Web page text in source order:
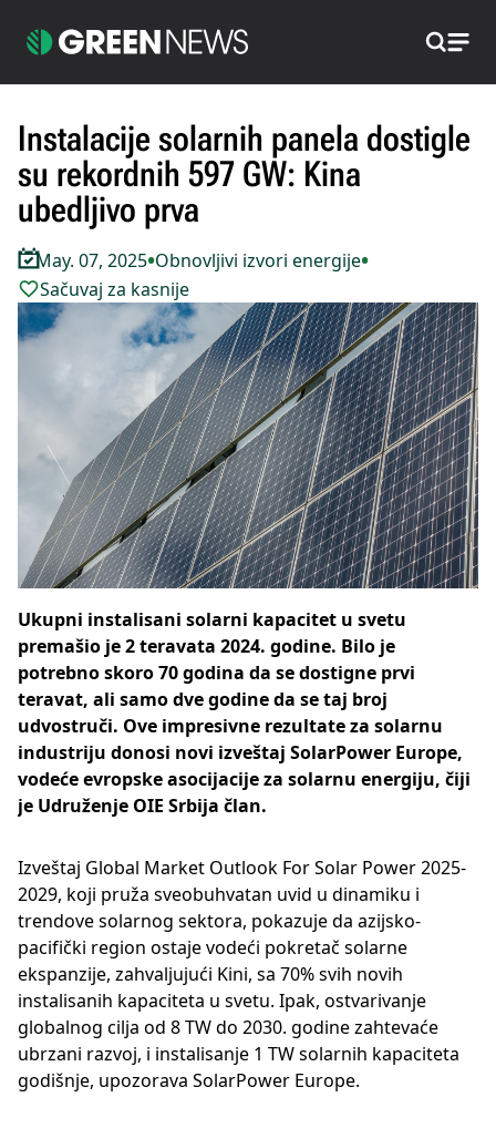
Pretraži
Instalacije solarnih panela dostigle
su rekordnih 597 GW: Kina
ubedljivo prva
May. 07, 2025•Obnovljivi izvori energije•
Sačuvaj za kasnije
Ukupni instalisani solarni kapacitet u svetu
premašio je 2 teravata 2024. godine. Bilo je
potrebno skoro 70 godina da se dostigne prvi
teravat, ali samo dve godine da se taj broj
udvostruči. Ove impresivne rezultate za solarnu
industriju donosi novi izveštaj SolarPower Europe,
vodeće evropske asocijacije za solarnu energiju, čiji
je Udruženje OIE Srbija član.
Izveštaj Global Market Outlook For Solar Power 2025-
2029, koji pruža sveobuhvatan uvid u dinamiku i
trendove solarnog sektora, pokazuje da azijsko-
pacifički region ostaje vodeći pokretač solarne
ekspanzije, zahvaljujući Kini, sa 70% svih novih
instalisanih kapaciteta u svetu. Ipak, ostvarivanje
globalnog cilja od 8 TW do 2030. godine zahtevaće
ubrzani razvoj, i instalisanje 1 TW solarnih kapaciteta
godišnje, upozorava SolarPower Europe.